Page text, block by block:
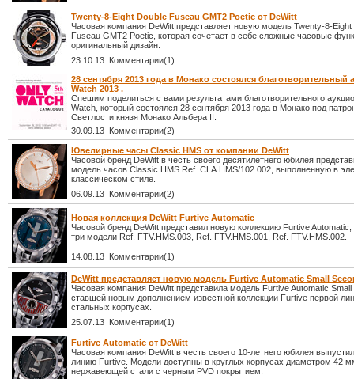
Twenty-8-Eight Double Fuseau GMT2 Poetic от DeWitt
Часовая компания DeWitt представляет новую модель Twenty-8-Eight
Fuseau GMT2 Poetic, которая сочетает в себе сложные часовые
оригинальный дизайн.
23.10.13 Комментарии(1)
28 сентября 2013 года в Монако состоялся благотворительный
Watch 2013 .
Спешим поделиться с вами результатами благотворительного
Watch, который состоялся 28 сентября 2013 года в Монако под
Светлости князя Монако Альбера II.
30.09.13 Комментарии(2)
Ювелирные часы Classic HMS от компании DeWitt
Часовой бренд DeWitt в честь своего десятилетнего юбилея
модель часов Classic HMS Ref. CLA.HMS/102.002, выполненную в
классическом стиле.
06.09.13 Комментарии(2)
Новая коллекция DeWitt Furtive Automatic
Часовой бренд DeWitt представил новую коллекцию Furtive
три модели Ref. FTV.HMS.003, Ref. FTV.HMS.001, Ref. FTV.HMS.002.
14.08.13 Комментарии(1)
DeWitt представляет новую модель Furtive Automatic Small
Часовая компания DeWitt представила модель Furtive Automatic Small
ставшей новым дополнением известной коллекции Furtive первой
стальных корпусах.
25.07.13 Комментарии(1)
Furtive Automatic от DeWitt
Часовая компания DeWitt в честь своего 10-летнего юбилея
линию Furtive. Модели доступны в круглых корпусах диаметром 42
нержавеющей стали с черным PVD покрытием.